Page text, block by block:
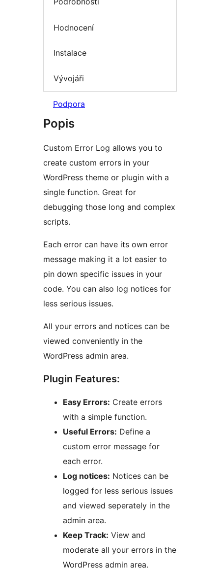
Hodnocení
Instalace
Vývojáři
Podpora
Popis
Custom Error Log allows you to
create custom errors in your
WordPress theme or plugin with a
single function. Great for
debugging those long and complex
scripts.
Each error can have its own error
message making it a lot easier to
pin down specific issues in your
code. You can also log notices for
less serious issues.
All your errors and notices can be
viewed conveniently in the
WordPress admin area.
Plugin Features:
Easy Errors: Create errors
with a simple function.
Useful Errors: Define a
custom error message for
each error.
Log notices: Notices can be
logged for less serious issues
and viewed seperately in the
admin area.
Keep Track: View and
moderate all your errors in the
WordPress admin area.